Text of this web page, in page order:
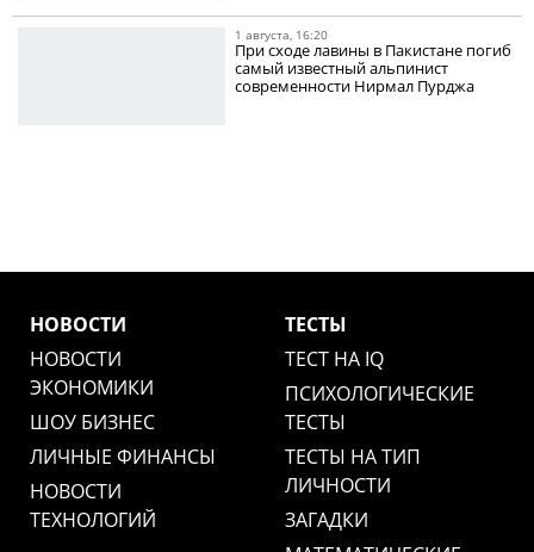
1 августа, 16:20
При сходе лавины в Пакистане погиб
самый известный альпинист
современности Нирмал Пурджа
НОВОСТИ
НОВОСТИ
ЭКОНОМИКИ
ШОУ БИЗНЕС
ЛИЧНЫЕ ФИНАНСЫ
НОВОСТИ
ТЕХНОЛОГИЙ
ТЕСТЫ
ТЕСТ НА IQ
ПСИХОЛОГИЧЕСКИЕ
ТЕСТЫ
ТЕСТЫ НА ТИП
ЛИЧНОСТИ
ЗАГАДКИ